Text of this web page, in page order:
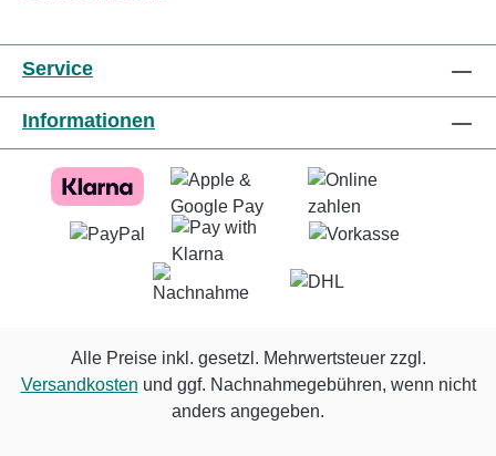
Service
Informationen
Alle Preise inkl. gesetzl. Mehrwertsteuer zzgl.
Versandkosten und ggf. Nachnahmegebühren, wenn nicht
anders angegeben.